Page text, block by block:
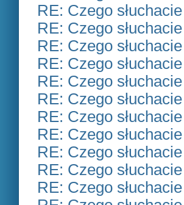
RE: Czego
RE: Czego
RE: Czego
RE: Czego
RE: Czego
RE: Czego
RE: Czego
RE: Czego
RE: Czego
RE: Czego
RE: Czego